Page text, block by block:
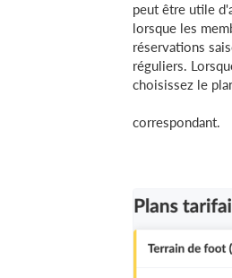
peut être utile
lorsque les
réservations
réguliers.
choisissez le
correspondant.